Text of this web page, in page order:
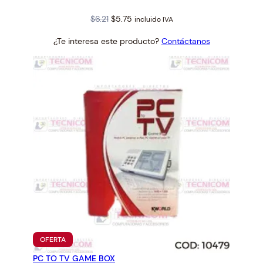
$6.21 Original
was:
$5.75Current
is:
incluido IVA
¿Te interesa este producto? Contáctanos
OFERTAPRODUCTO
EN
OFERTA
PC TO TV GAME BOX